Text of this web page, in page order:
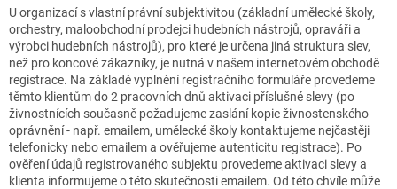
U organizací s vlastní právní subjektivitou (základní umělecké školy,
orchestry, maloobchodní prodejci hudebních nástrojů, opraváři a
výrobci hudebních nástrojů), pro které je určena jiná struktura slev,
než pro koncové zákazníky, je nutná v našem internetovém obchodě
registrace. Na základě vyplnění registračního formuláře provedeme
těmto klientům do 2 pracovních dnů aktivaci příslušné slevy (po
živnostnících současně požadujeme zaslání kopie živnostenského
oprávnění - např. emailem, umělecké školy kontaktujeme nejčastěji
telefonicky nebo emailem a ověřujeme autenticitu registrace). Po
ověření údajů registrovaného subjektu provedeme aktivaci slevy a
klienta informujeme o této skutečnosti emailem. Od této chvíle může